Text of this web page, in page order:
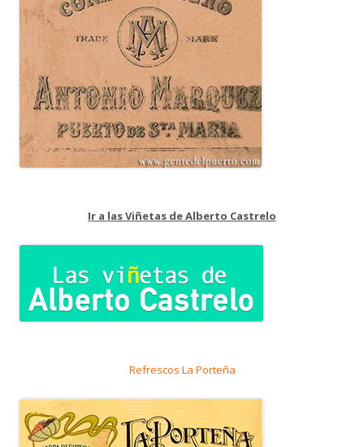
Ir a las Viñetas de Alberto Castrelo
Refrescos La Porteña